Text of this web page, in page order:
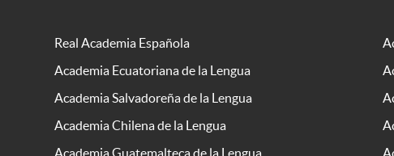
Real Academia Española
Academia Ecuatoriana de la Lengua
Academia Salvadoreña de la Lengua
Academia Chilena de la Lengua
Academia Guatemalteca de la Lengua